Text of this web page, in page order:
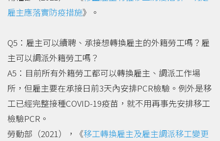
雇主應落實防疫措施》。
Q5：雇主可以續聘、承接想轉換雇主的外籍勞工嗎？雇
主可以調派外籍勞工嗎？
A5：目前所有外籍勞工都可以轉換雇主、調派工作場
所，但雇主要在承接日前3天內安排PCR檢驗。例外是移
工已經完整接種COVID-19疫苗，就不用再事先安排移工
檢驗PCR。
勞動部（2021），《移工轉換雇主及雇主調派移工變更